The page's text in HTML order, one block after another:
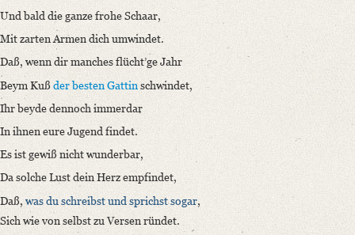
In deinem Haus’ ist hell und klar
Ein neues Lebenslicht entzündet,
Daß [...]“
Manuscript
Provider: Dresden, Sächsische Landesbibliothek - Staats- und
OAI Id: DE-611-37104
Classification Number: Mscr.Dresd.e.90,XX,Bd.2,Nr.22(4)
Number of Pages: 2 S., hs. m. U.
Format: 21,2 x 12,9 cm
Language
German
Und bald die ganze frohe Schaar,
Mit zarten Armen dich umwindet.
Daß, wenn dir manches flücht’ge Jahr
Beym Kußder besten Gattinschwindet,
Ihr beyde dennoch immerdar
In ihnen eure Jugend findet.
Es ist gewiß nicht wunderbar,
Da solche Lust dein Herz empfindet,
Daß, was du schreibst und sprichst sogar,
Sich wie von selbst zu Versen ründet.